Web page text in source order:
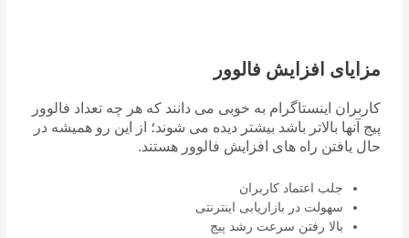
مزایای افزایش فالوور
کاربران اینستاگرام به خوبی می دانند که هر چه تعداد فالوور
پیج آنها بالاتر باشد بیشتر دیده می شوند؛ از این رو همیشه در
حال یافتن راه های افزایش فالوور هستند.
جلب اعتماد کاربران
سهولت در بازاریابی اینترنتی
بالا رفتن سرعت رشد پیج